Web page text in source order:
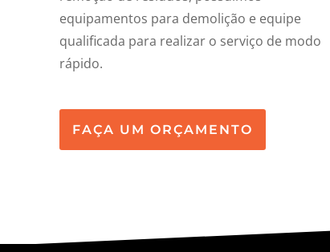
equipamentos para demolição e equipe
qualificada para realizar o serviço de modo
rápido.
FAÇA UM ORÇAMENTO